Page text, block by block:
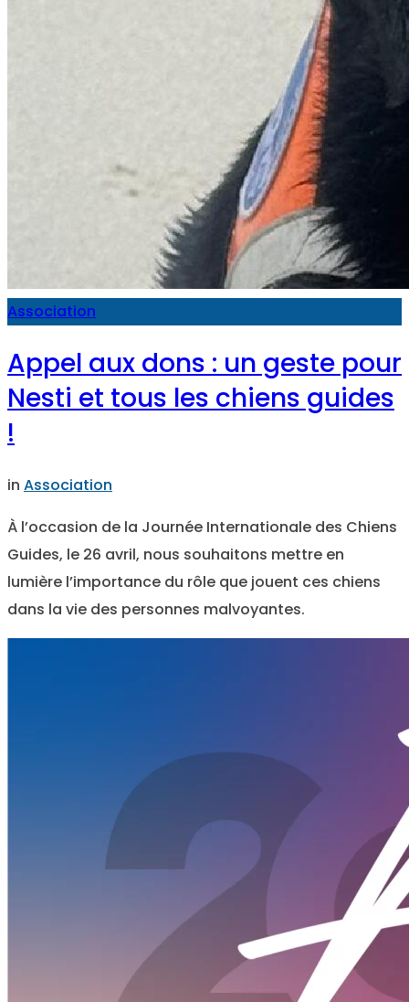
Association
Appel aux dons : un geste pour
Nesti et tous les chiens guides
!
in Association
À l’occasion de la Journée Internationale des Chiens
Guides, le 26 avril, nous souhaitons mettre en
lumière l’importance du rôle que jouent ces chiens
dans la vie des personnes malvoyantes.